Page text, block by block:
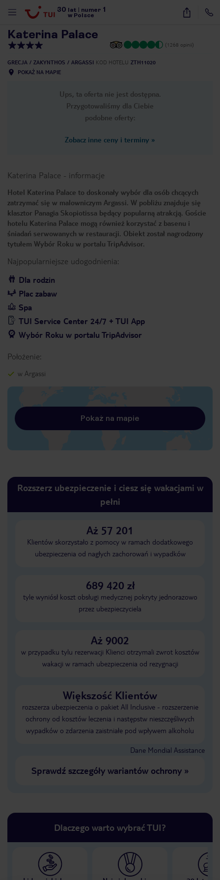
30 lat numer 1
w Polsce
44
Katerina Palace
(1268 opinii)
GRECJA ZAKYNTHOS ARGASSI KOD HOTELU ZTH11020
POKAŻ NA MAPIE
Ups, ta oferta nie jest dostępna.
Przygotowaliśmy dla Ciebie
podobne oferty:
Zobacz inne ceny i terminy »
Katerina Palace - informacje
Hotel Katerina Palace to doskonały wybór dla osób chcących
zatrzymać się w malowniczym Argassi. W pobliżu znajduje się
klasztor Panagia Skopiotissa będący popularną atrakcją. Goście
hotelu Katerina Palace mogą również korzystać z basenu i
śniadań serwowanych w restauracji. Obiekt został nagrodzony
tytułem Wybór Roku w portalu TripAdvisor.
Najpopularniejsze udogodnienia:
Dla rodzin
Plac zabaw
Spa
TUI Service Center 24/7 + TUI App
Wybór Roku w portalu TripAdvisor
Położenie:
w Argassi
Pokaż na mapie
Rozszerz ubezpieczenie i ciesz się wakacjami w
pełni
Aż 57 201
Klientów skorzystało z pomocy w ramach dodatkowego
ubezpieczenia od nagłych zachorowań i wypadków
689 420 zł
tyle wyniósł koszt obsługi medycznej pokryty jednorazowo
przez ubezpieczyciela
Aż 9002
w przypadku tylu rezerwacji Klienci otrzymali zwrot kosztów
wakacji w ramach ubezpieczenia od rezygnacji
Większość Klientów
rozszerza ubezpieczenia o pakiet All Inclusive - rozszerzenie
ochrony od kosztów leczenia i następstw nieszczęśliwych
wypadków o zdarzenia zaistniałe pod wpływem alkoholu
Dane Mondial Assistance
Sprawdź szczegóły wariantów ochrony»
Dlaczego warto wybrać TUI?